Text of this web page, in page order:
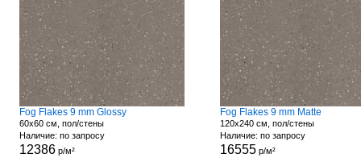
Fog Flakes 9 mm Glossy
60x60 см, пол/стены
Наличие: по запросу
12386р/м²
Fog Flakes 9 mm Matte
120x240 см, пол/стены
Наличие: по запросу
16555р/м²